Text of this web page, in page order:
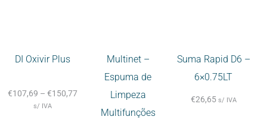
DI Oxivir Plus
€107,69 – €150,77
s/ IVA
Multinet –
Espuma de
Limpeza
Multifunções
Suma Rapid D6 –
6×0.75LT
€26,65 s/ IVA